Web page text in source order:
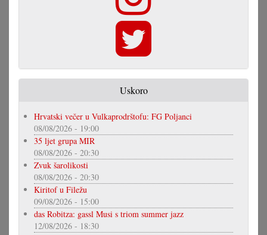
Uskoro
Hrvatski večer u Vulkaprodrštofu: FG Poljanci
08/08/2026 - 19:00
35 ljet grupa MIR
08/08/2026 - 20:30
Zvuk šarolikosti
08/08/2026 - 20:30
Kiritof u Filežu
09/08/2026 - 15:00
das Robitza: gassl Musi s triom summer jazz
12/08/2026 - 18:30